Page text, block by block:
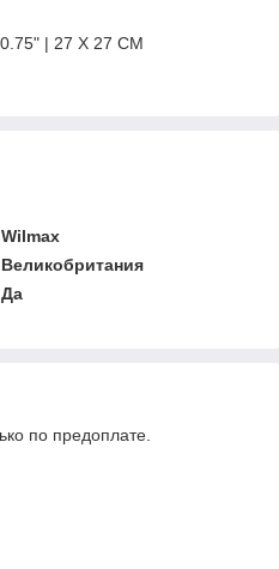
| 27 X 27 CM
Wilmax
Великобритания
Да
по предоплате.